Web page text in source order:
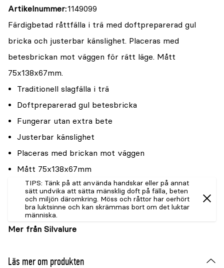
Artikelnummer 1149099
Färdigbetad råttfälla i trä med doftpreparerad gul
bricka och justerbar känslighet. Placeras med
betesbrickan mot väggen för rätt läge. Mått
75x138x67mm.
Traditionell slagfälla i trä
Doftpreparerad gul betesbricka
Fungerar utan extra bete
Justerbar känslighet
Placeras med brickan mot väggen
Mått 75x138x67mm
TIPS: Tänk på att använda handskar eller på annat
sätt undvika att sätta mänsklig doft på fälla, beten
och miljön däromkring. Möss och råttor har oerhört
bra luktsinne och kan skrämmas bort om det luktar
människa.
Mer från Silvalure
Läs mer om produkten